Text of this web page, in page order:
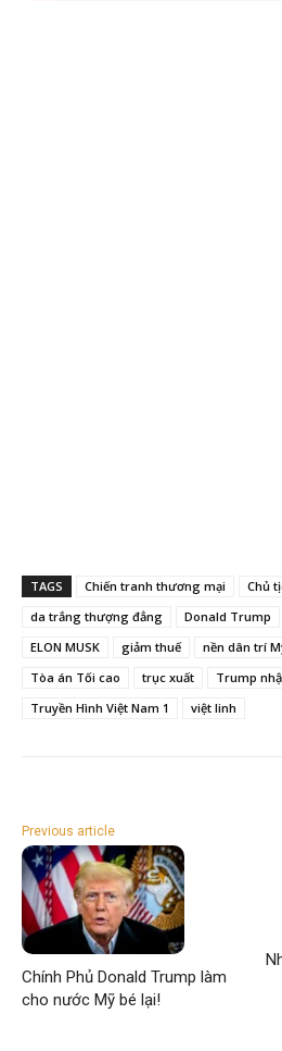
TAGS Chiến tranh thương mại
Chủ
da trắng thượng đẳng
Donald Trump
ELON MUSK
giảm thuế nền dân trí
Tòa án Tối cao
trục xuất
Trump
Truyền Hình Việt Nam 1
việt linh
Previous article
Chính Phủ Donald Trump làm
cho nước Mỹ bé lại!